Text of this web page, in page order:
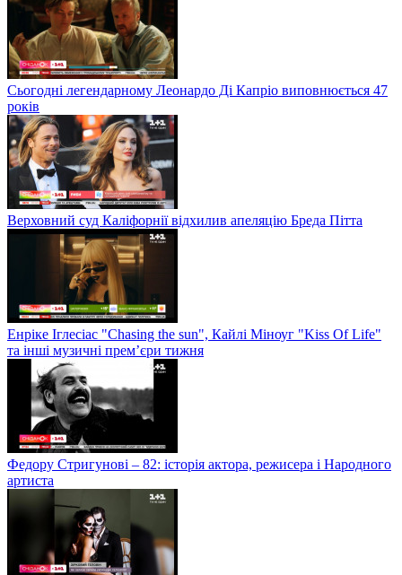
Сьогодні легендарному Леонардо Ді Капріо виповнюється 47
років
Верховний суд Каліфорнії відхилив апеляцію Бреда Пітта
Енріке Іглесіас "Chasing the sun", Кайлі Міноуг "Kiss Of Life"
та інші музичні прем’єри тижня
Федору Стригунові – 82: історія актора, режисера і Народного
артиста